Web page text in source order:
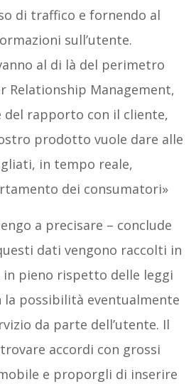
di traffico e fornendo al
sull’utente.
al di là del perimetro
Relationship Management,
del rapporto con il cliente,
prodotto vuole dare alle
in tempo reale,
dei consumatori»
a precisare – conclude
dati vengono raccolti in
in pieno rispetto delle leggi
la possibilità eventualmente
da parte dell’utente. Il
accordi con grossi
e proporgli di inserire